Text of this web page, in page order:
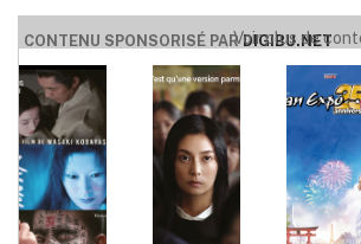
CONTENU SPONSORISÉ PARDIGIBU.NET
Voir plus de